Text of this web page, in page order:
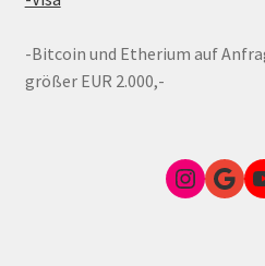
-Bitcoin und Etherium auf
größer EUR 2.000,-
Google Link zum FunShop Wien